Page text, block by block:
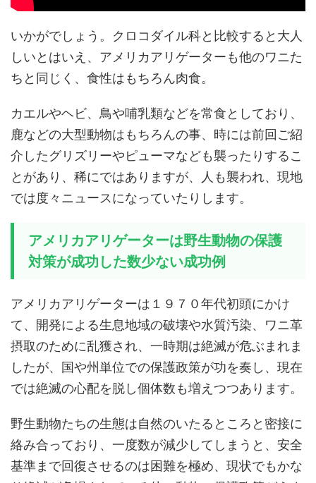
いかがでしょう。クロコダイル科と比較すると大人
しいとはいえ、アメリカアリゲーターも他のワニた
ちと同じく、食性はもちろん肉食。
カエルやヘビ、鳥や哺乳類などを常食としており、
鹿などの大型動物はもちろんの事、時には前回ご紹
介したグリズリーやピューマなども襲ったりするこ
とがあり、稀にではありますが、人も襲われ、現地
では度々ニュースになっていたりします。
アメリカアリゲーターは野生動物の保護
対策が成功した数少ない成功例
アメリカアリゲーターは１９７０年代初頭にかけ
て、開発による生息地域の破壊や水質汚染、ワニ革
摂取のために乱獲され、一時期は絶滅が危ぶまれま
したが、国や州単位での保護政策が功を奏し、現在
では絶滅の心配を脱し個体数も増えつつあります。
野生動物たちの生態は自然のいたるところと密接に
絡み合っており、一度数が減少してしまうと、安全
基準まで回復させるのは困難を極め、現状でもかな